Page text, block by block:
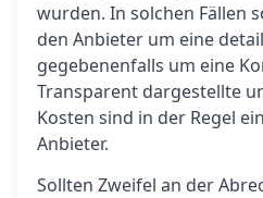
wurden. In solchen Fällen
den Anbieter um eine
gegebenenfalls um eine
Transparent dargestellte
Kosten sind in der Regel
Anbieter.
Sollten Zweifel an der